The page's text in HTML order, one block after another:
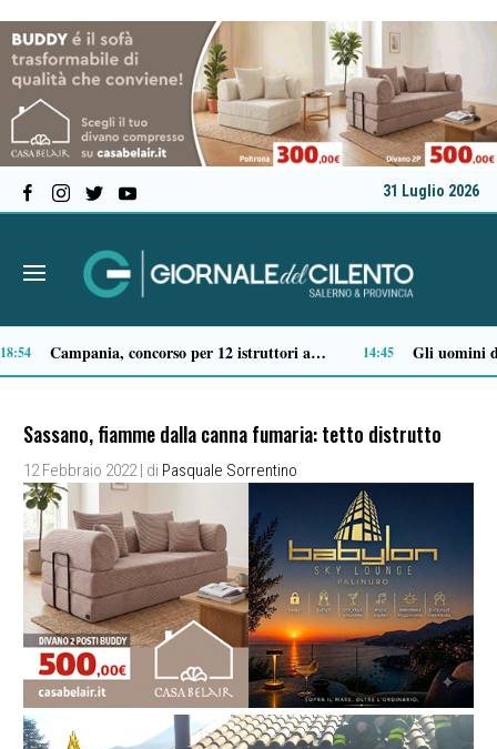
31 Luglio 2026
Premio Terre del Bussento: a Roberto Fico il riconoscimento nella serata inaugurale a Sapri 12:50 Come vestirsi in stile preppy: i capi indispensabili 12:29
Sassano, fiamme dalla canna fumaria: tetto distrutto
12 Febbraio 2022 | di Pasquale Sorrentino